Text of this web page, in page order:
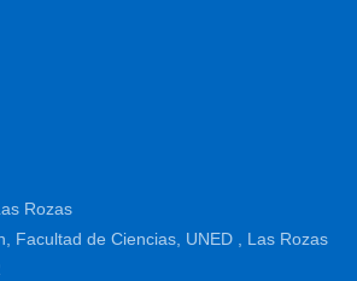
Rozas
Facultad de Ciencias, UNED , Las Rozas